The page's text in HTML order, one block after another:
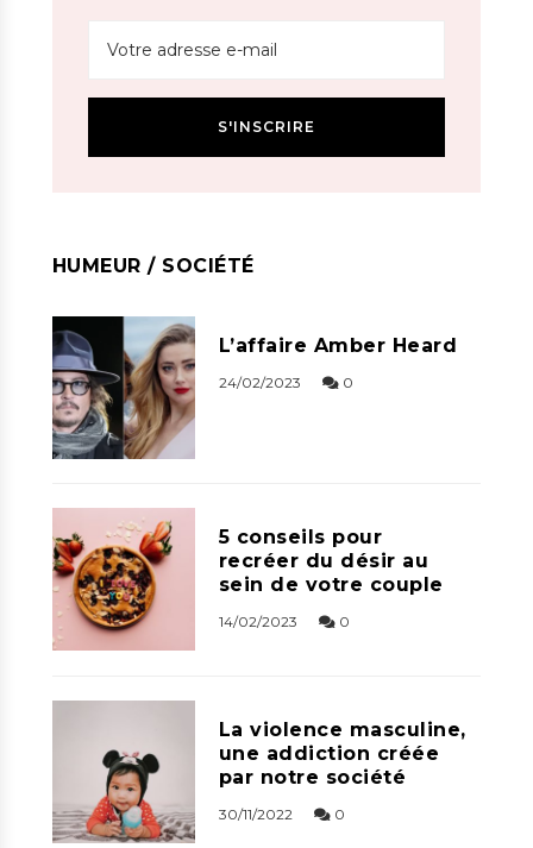
HUMEUR / SOCIÉTÉ
L’affaire Amber Heard
24/02/2023 0
5 conseils pour
recréer du désir au
sein de votre couple
14/02/2023 0
La violence masculine,
une addiction créée
par notre société
30/11/2022 0